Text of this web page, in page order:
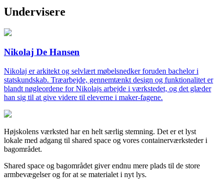
Undervisere
Nikolaj De Hansen
Nikolaj er arkitekt og selvlært møbelsnedker foruden bachelor i
statskundskab. Træarbejde, gennemtænkt design og funktionalitet er
blandt nøgleordene for Nikolajs arbejde i værkstedet, og det glæder
han sig til at give videre til eleverne i maker-fagene.
Højskolens værksted har en helt særlig stemning. Det er et lyst
lokale med adgang til shared space og vores containerværksteder i
bagområdet.
Shared space og bagområdet giver endnu mere plads til de store
armbevægelser og for at se materialet i nyt lys.